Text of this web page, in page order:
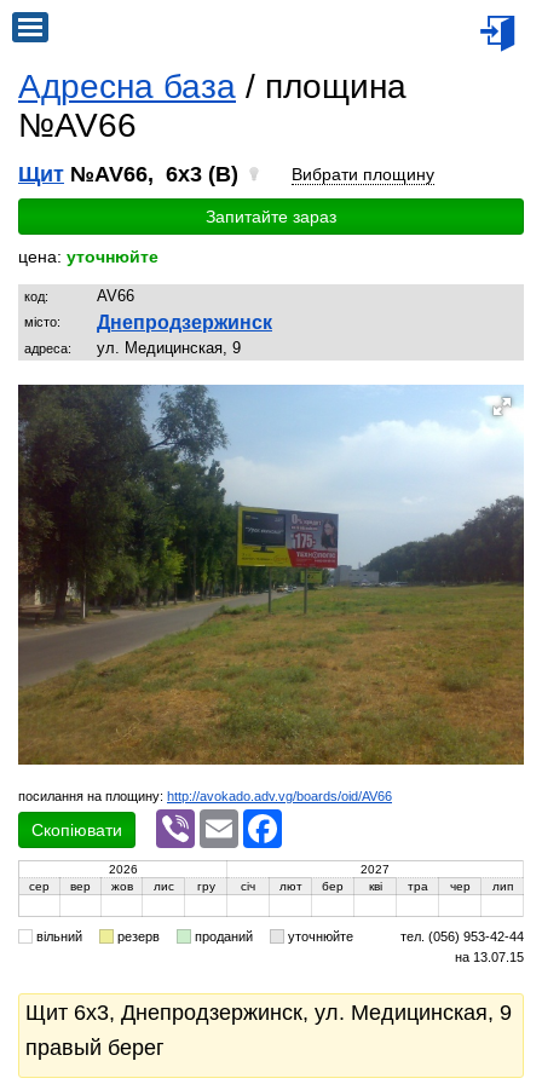
Адресна база / площина
№AV66
Щит №AV66, 6x3 (B) Вибрати площину
Запитайте зараз
цена: уточнюйте
код: AV66
місто: Днепродзержинск
адреса: ул. Медицинская, 9
посилання на площину: http://avokado.adv.vg/boards/oid/AV66
Скопіювати
Viber Email
2026
2027
сер
вер жов лис гру січ лют бер кві тра чер лип
вільний резерв проданий уточнюйте
тел. (056) 953-42-44
на 13.07.15
Щит 6x3, Днепродзержинск, ул. Медицинская, 9
правый берег